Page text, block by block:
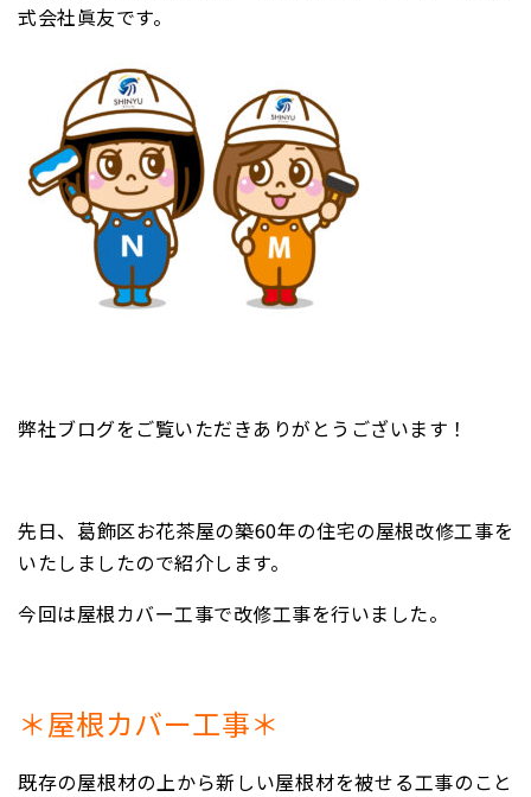
式会社眞友です。
弊社ブログをご覧いただきありがとうございます！
先日、葛飾区お花茶屋の築60年の住宅の屋根改修工事を
いたしましたので紹介します。
今回は屋根カバー工事で改修工事を行いました。
＊屋根カバー工事＊
既存の屋根材の上から新しい屋根材を被せる工事のこと